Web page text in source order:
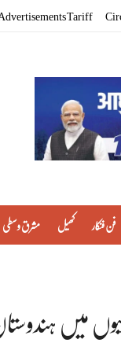
Tariff
مشرق وسطی کھیل فن فنکار
میں